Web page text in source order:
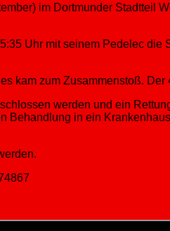
im Dortmunder Stadtteil
Uhr mit seinem Pedelec
kam zum Zusammenstoß.
werden und ein
in ein